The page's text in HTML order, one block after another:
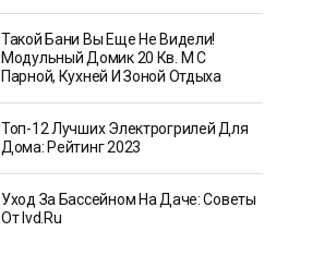
Такой Бани Вы Еще Не Видели!
Модульный Домик 20 Кв. М С
Парной, Кухней И Зоной Отдыха
Топ-12 Лучших Электрогрилей Для
Дома: Рейтинг 2023
Уход За Бассейном На Даче: Советы
От Ivd.ru